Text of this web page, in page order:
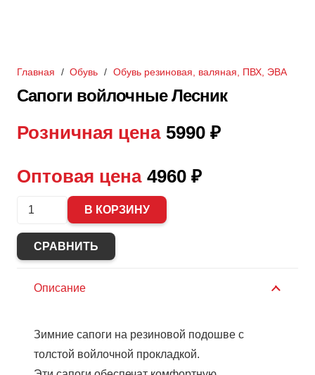
Главная / Обувь / Обувь резиновая, валяная, ПВХ, ЭВА
Сапоги войлочные Лесник
Розничная цена 5990 ₽
Оптовая цена 4960 ₽
Количество
войлочные
Лесник
В КОРЗИНУ
СРАВНИТЬ
Описание
Зимние сапоги на резиновой подошве с
толстой войлочной прокладкой.